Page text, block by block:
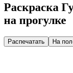
Раскраска
на прогулке
Распечатать На